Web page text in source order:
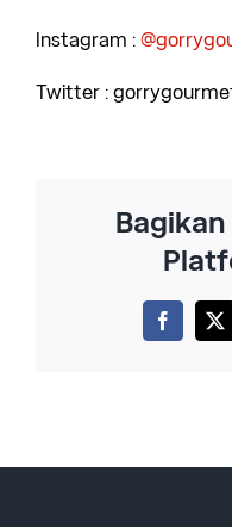
Instagram :
Twitter :
Bagikan
Facebook
X